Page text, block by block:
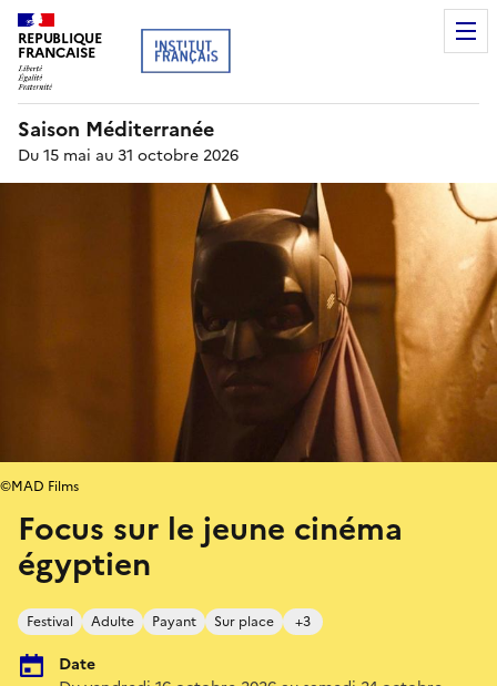
REPUBLIQUE
FRANCAISE
Saison Méditerranée
Du 15 mai au 31 octobre 2026
Focus sur le jeune cinéma
égyptien
Festival Adulte Payant Sur place +3
Date
©MAD Films